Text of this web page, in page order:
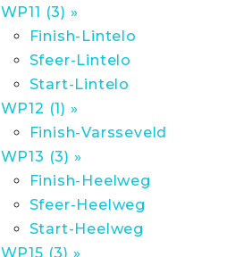
WP11 (3) »
Finish-Lintelo
Sfeer-Lintelo
Start-Lintelo
WP12 (1) »
Finish-Varsseveld
WP13 (3) »
Finish-Heelweg
Sfeer-Heelweg
Start-Heelweg
WP15 (3) »